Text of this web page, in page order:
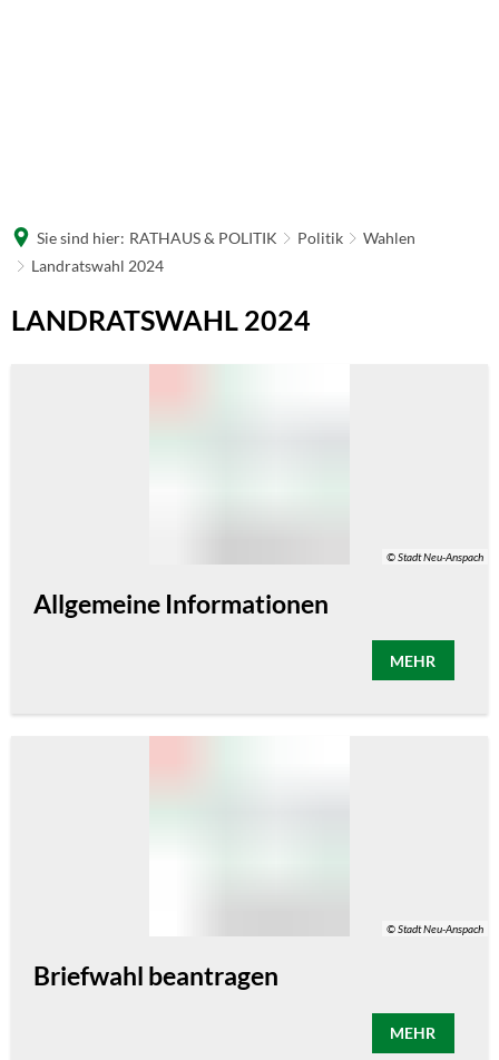
Sie sind hier: RATHAUS & POLITIK Politik
Wahlen
Landratswahl 2024
Landratswahl
LANDRATSWAHL 2024
© Stadt Neu-Anspach
Allgemeine Informationen
MEHR
© Stadt Neu-Anspach
Briefwahl beantragen
MEHR